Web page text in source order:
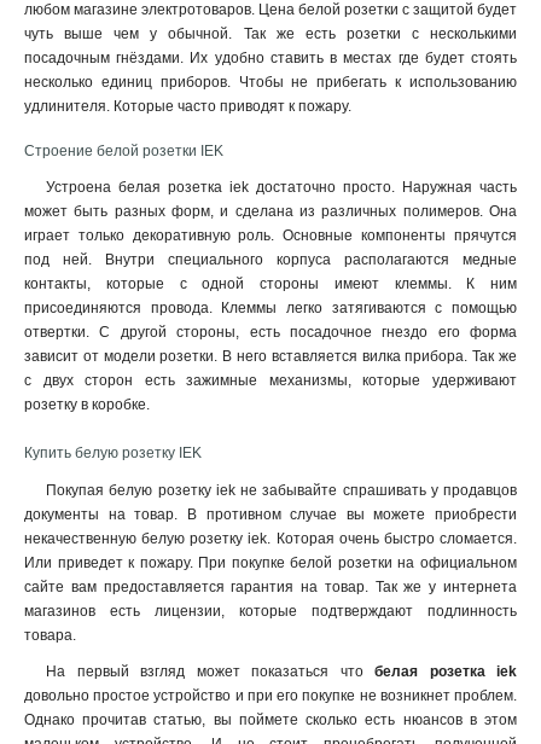
любом магазине электротоваров. Цена белой розетки с защитой будет
чуть выше чем у обычной. Так же есть розетки с несколькими
посадочным гнёздами. Их удобно ставить в местах где будет стоять
несколько единиц приборов. Чтобы не прибегать к использованию
удлинителя. Которые часто приводят к пожару.
Строение белой розетки IEK
Устроена белая розетка iek достаточно просто. Наружная часть
может быть разных форм, и сделана из различных полимеров. Она
играет только декоративную роль. Основные компоненты прячутся
под ней. Внутри специального корпуса располагаются медные
контакты, которые с одной стороны имеют клеммы. К ним
присоединяются провода. Клеммы легко затягиваются с помощью
отвертки. С другой стороны, есть посадочное гнездо его форма
зависит от модели розетки. В него вставляется вилка прибора. Так же
с двух сторон есть зажимные механизмы, которые удерживают
розетку в коробке.
Купить белую розетку IEK
Покупая белую розетку iek не забывайте спрашивать у продавцов
документы на товар. В противном случае вы можете приобрести
некачественную белую розетку iek. Которая очень быстро сломается.
Или приведет к пожару. При покупке белой розетки на официальном
сайте вам предоставляется гарантия на товар. Так же у интернета
магазинов есть лицензии, которые подтверждают подлинность
товара.
На первый взгляд может показаться что белая розетка iek
довольно простое устройство и при его покупке не возникнет проблем.
Однако прочитав статью, вы поймете сколько есть нюансов в этом